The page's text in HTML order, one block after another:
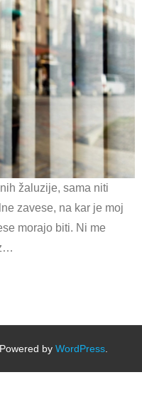
žaluzije, sama niti
zavese, na kar je moj
morajo biti. Ni me
by WordPress.